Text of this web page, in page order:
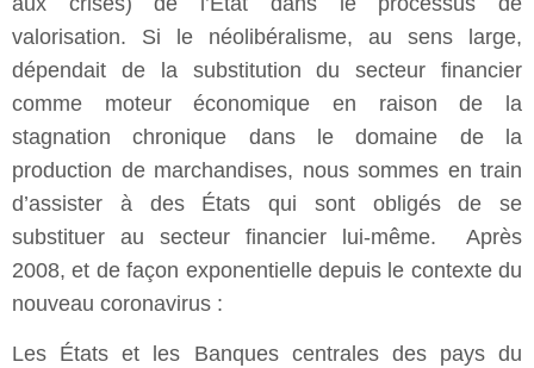
valorisation. Si le néolibéralisme, au sens large,
dépendait de la substitution du secteur financier
comme moteur économique en raison de la
stagnation chronique dans le domaine de la
production de marchandises, nous sommes en train
d’assister à des États qui sont obligés de se
substituer au secteur financier lui-même. Après
2008, et de façon exponentielle depuis le contexte du
nouveau coronavirus :
Les États et les Banques centrales des pays du